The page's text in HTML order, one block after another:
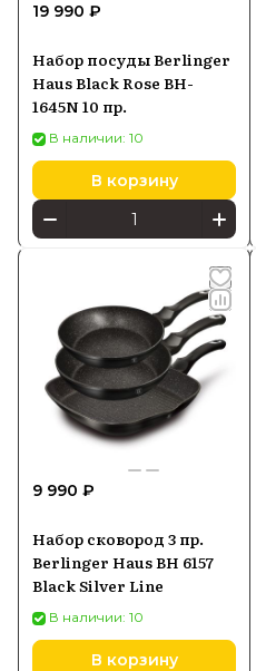
19 990 ₽
Набор посуды Berlinger
Haus Black Rose BH-
1645N 10 пр.
В наличии: 10
В корзину
9 990 ₽
Набор сковород 3 пр.
Berlinger Haus BH 6157
Black Silver Line
В наличии: 10
В корзину